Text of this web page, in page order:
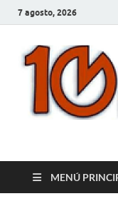
7 agosto, 2026
MENÚ